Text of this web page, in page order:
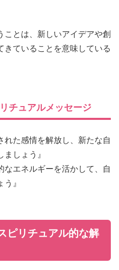
ことは、新しいアイデアや創
きていることを意味している
チュアルメッセージ
れた感情を解放し、新たな自
しょう』
なエネルギーを活かして、自
』
ピリチュアル的な解